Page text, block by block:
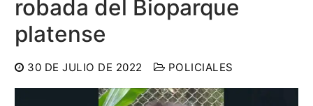
robada del Bioparque
platense
30 DE JULIO DE 2022 POLICIALES